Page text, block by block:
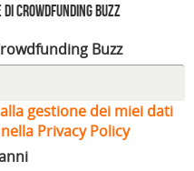
Crowdfunding Buzz
Buzz
gestione dei miei dati
Privacy Policy